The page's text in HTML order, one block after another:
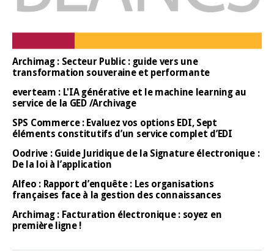
Archimag : Secteur Public : guide vers une
transformation souveraine et performante
everteam : L'IA générative et le machine learning au
service de la GED /Archivage
SPS Commerce : Evaluez vos options EDI, Sept
éléments constitutifs d’un service complet d’EDI
Oodrive : Guide Juridique de la Signature électronique :
De la loi à l’application
Alfeo : Rapport d’enquête : Les organisations
françaises face à la gestion des connaissances
Archimag : Facturation électronique : soyez en
première ligne !